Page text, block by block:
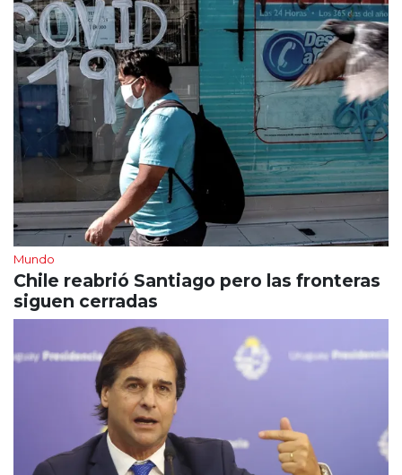
Mundo
Chile reabrió Santiago pero las fronteras
siguen cerradas